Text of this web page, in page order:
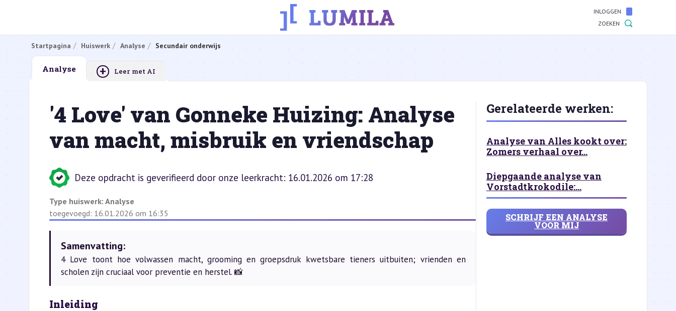
INLOGGEN
ZOEKEN
Startpagina Huiswerk Analyse Secundair onderwijs
Analyse + Leer met AI
'4 Love' van Gonneke Huizing: Analyse
van macht, misbruik en vriendschap
Deze opdracht is geverifieerd door onze leerkracht: 16.01.2026 om 17:28
Type huiswerk: Analyse
toegevoegd: 16.01.2026 om 16:35
Samenvatting:
4 Love toont hoe volwassen macht, grooming en groepsdruk kwetsbare tieners uitbuiten; vrienden en
scholen zijn cruciaal voor preventie en herstel. 📸
Inleiding
Gerelateerde werken:
Analyse van Alles kookt over:
Zomers verhaal over...
Diepgaande analyse van
Vorstadtkrokodile:...
SCHRIJF EEN ANALYSE
VOOR MIJ